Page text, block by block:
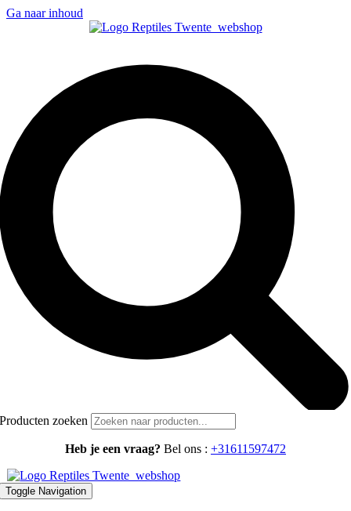
Ga naar inhoud
Producten zoeken
Heb je een vraag? Bel ons : +31611597472
Toggle Navigation